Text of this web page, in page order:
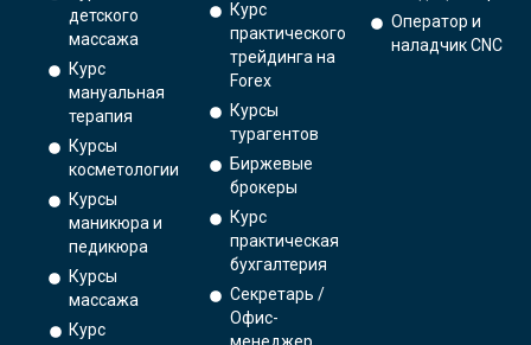
детского
массажа
Курс
мануальная
терапия
Курсы
косметологии
Курсы
маникюра и
педикюра
Курсы
массажа
Курс
Курс
практического
трейдинга на
Forex
Курсы
турагентов
Биржевые
брокеры
Курс
практическая
бухгалтерия
Секретарь /
Офис-
Оператор и
наладчик CNC